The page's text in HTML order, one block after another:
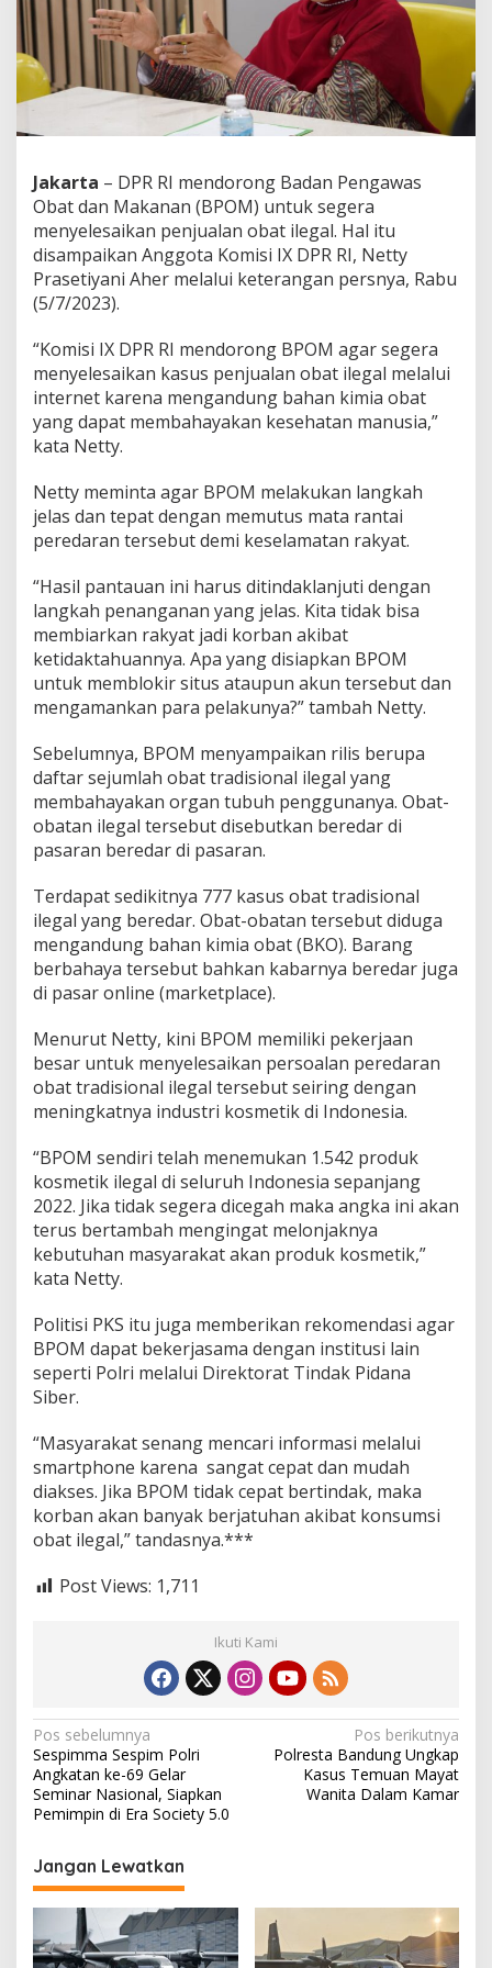
g
B
P
O
M
S
e
s
a
i
k
a
n
r
d
a
r
b
a
t
r
d
i
s
i
o
n
l
I
l
e
g
a
Jakarta – DPR RI mendorong Badan Pengawas
Obat dan Makanan (BPOM) untuk segera
menyelesaikan penjualan obat ilegal. Hal itu
disampaikan Anggota Komisi IX DPR RI, Netty
Prasetiyani Aher melalui keterangan persnya, Rabu
(5/7/2023).
“Komisi IX DPR RI mendorong BPOM agar segera
menyelesaikan kasus penjualan obat ilegal melalui
internet karena mengandung bahan kimia obat
yang dapat membahayakan kesehatan manusia,”
kata Netty.
Netty meminta agar BPOM melakukan langkah
jelas dan tepat dengan memutus mata rantai
peredaran tersebut demi keselamatan rakyat.
“Hasil pantauan ini harus ditindaklanjuti dengan
langkah penanganan yang jelas. Kita tidak bisa
membiarkan rakyat jadi korban akibat
ketidaktahuannya. Apa yang disiapkan BPOM
untuk memblokir situs ataupun akun tersebut dan
mengamankan para pelakunya?” tambah Netty.
Sebelumnya, BPOM menyampaikan rilis berupa
daftar sejumlah obat tradisional ilegal yang
membahayakan organ tubuh penggunanya. Obat-
obatan ilegal tersebut disebutkan beredar di
pasaran beredar di pasaran.
Terdapat sedikitnya 777 kasus obat tradisional
ilegal yang beredar. Obat-obatan tersebut diduga
mengandung bahan kimia obat (BKO). Barang
berbahaya tersebut bahkan kabarnya beredar juga
di pasar online (marketplace).
Menurut Netty, kini BPOM memiliki pekerjaan
besar untuk menyelesaikan persoalan peredaran
obat tradisional ilegal tersebut seiring dengan
meningkatnya industri kosmetik di Indonesia.
“BPOM sendiri telah menemukan 1.542 produk
kosmetik ilegal di seluruh Indonesia sepanjang
2022. Jika tidak segera dicegah maka angka ini akan
terus bertambah mengingat melonjaknya
kebutuhan masyarakat akan produk kosmetik,”
kata Netty.
Politisi PKS itu juga memberikan rekomendasi agar
BPOM dapat bekerjasama dengan institusi lain
seperti Polri melalui Direktorat Tindak Pidana
Siber.
“Masyarakat senang mencari informasi melalui
smartphone karena sangat cepat dan mudah
diakses. Jika BPOM tidak cepat bertindak, maka
korban akan banyak berjatuhan akibat konsumsi
obat ilegal,” tandasnya.***
Post Views: 1,711
Ikuti Kami
N
a
v
i
g
a
i
Pos sebelumnya
Sespimma Sespim Polri
Angkatan ke-69 Gelar
Seminar Nasional, Siapkan
Pemimpin di Era Society 5.0
Pos berikutnya
Polresta Bandung Ungkap
Kasus Temuan Mayat
Wanita Dalam Kamar
Jangan Lewatkan